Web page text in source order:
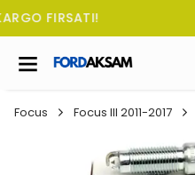
TÜM
Focus Focus III 2011-2017